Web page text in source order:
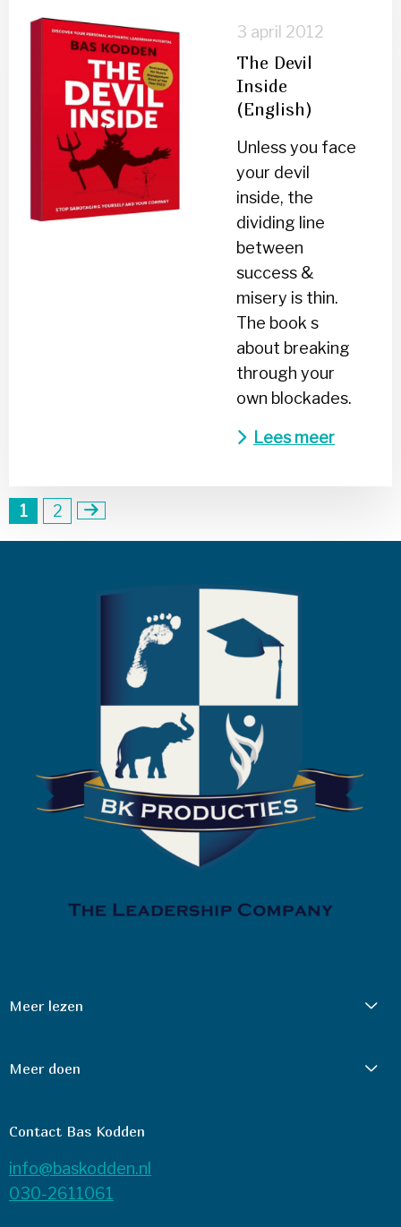
3 april 2012
The Devil
Inside
(English)
Unless you face
your devil
inside, the
dividing line
between
success &
misery is thin.
The book s
about breaking
through your
own blockades.
Lees meer
meer
(English)
1 2
Meer lezen
Meer doen
Contact Bas Kodden
info@baskodden.nl
030-2611061